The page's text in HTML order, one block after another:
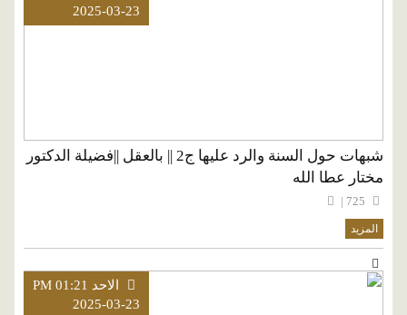
2025-03-23
شبهات حول السنة والرد عليها ج2 || بالعقل ||فضيلة الدكتور
مختار عطا الله
المزيد
الاحد PM 01:21
2025-03-23